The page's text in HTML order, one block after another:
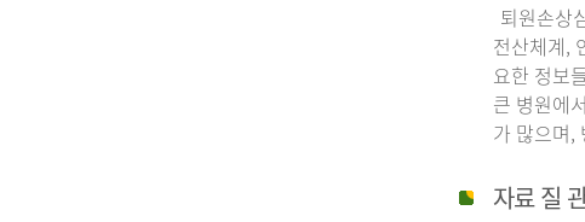
퇴원손상
전산체계,
요한 정보
큰 병원에
가 많으며,
자료 질